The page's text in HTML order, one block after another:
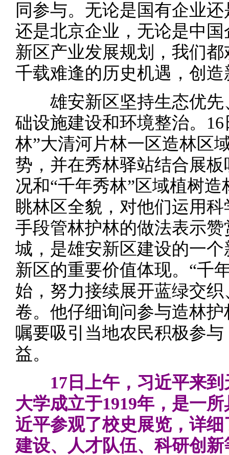
同参与。无论是国有企业
还是北京企业，无论是中
新区产业发展规划，我们
千载难逢的历史机遇，创
雄安新区坚持生态优先
础设施建设和环境整治。
林”大清河片林一区造林区
势，并在秀林驿站结合展
况和“千年秀林”区域植树
眺林区全貌，对他们运用
手段管林护林的做法表示
城，是雄安新区建设的一
新区的重要价值体现。“千
始，努力接续展开蓝绿交
卷。他仔细询问参与造林
嘱要吸引当地农民积极参
益。
17日上午，习近平来到
大学成立于1919年，是一
近平参观了校史展览，详
建设、人才队伍、科研创